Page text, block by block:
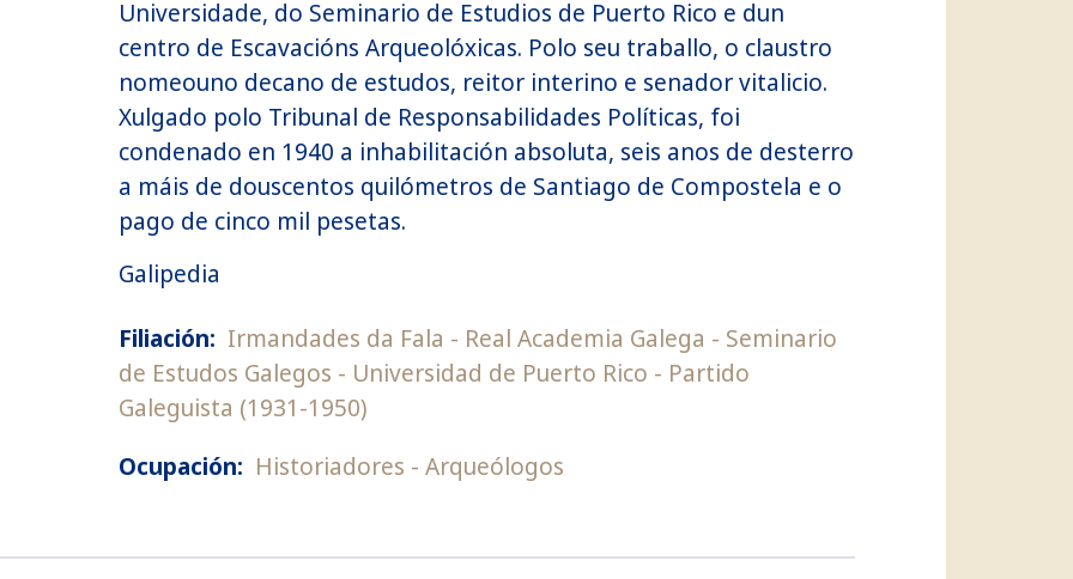
Universidade, do Seminario de Estudios de Puerto Rico e dun
centro de Escavacións Arqueolóxicas. Polo seu traballo, o claustro
nomeouno decano de estudos, reitor interino e senador vitalicio.
Xulgado polo Tribunal de Responsabilidades Políticas, foi
condenado en 1940 a inhabilitación absoluta, seis anos de desterro
a máis de douscentos quilómetros de Santiago de Compostela e o
pago de cinco mil pesetas.
Galipedia
Filiación: Irmandades da Fala Real Academia Galega
Seminario
de Estudos Galegos
Universidad de Puerto Rico
Partido
Galeguista (1931-1950)
Ocupación: Historiadores Arqueólogos